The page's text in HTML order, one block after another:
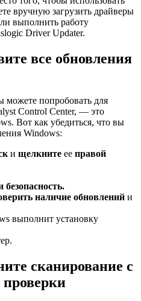
вручную загрузить драйверы
выполнить работу
Driver Updater.
все обновления
можете попробовать для
Control Center, — это
Вот как убедиться, что вы
Windows:
и щелкните ее правой
наличие обновлений и
выполнит установку
сканирование с